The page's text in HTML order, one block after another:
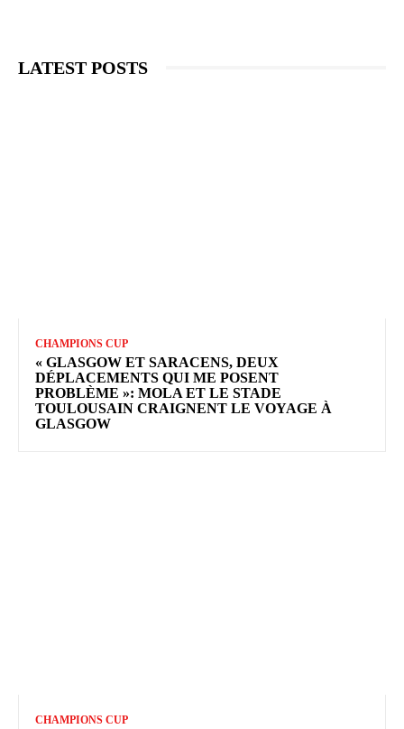
LATEST POSTS
CHAMPIONS CUP
« GLASGOW ET SARACENS, DEUX
DÉPLACEMENTS QUI ME POSENT
PROBLÈME »: MOLA ET LE STADE
TOULOUSAIN CRAIGNENT LE VOYAGE À
GLASGOW
CHAMPIONS CUP